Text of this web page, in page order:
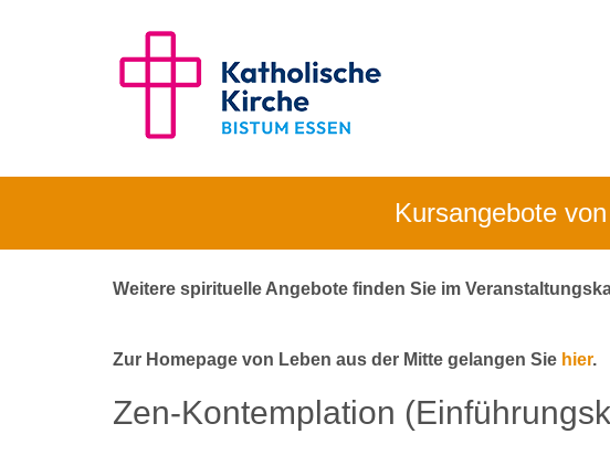
Kursangebote
Weitere spirituelle Angebote finden Sie im
Zur Homepage von Leben aus der Mitte gelangen Sie hier.
Zen-Kontemplation